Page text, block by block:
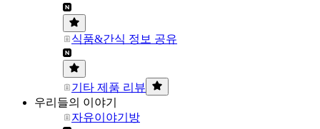
식품&간식 정보 공유
기타 제품 리뷰
우리들의 이야기
자유이야기방